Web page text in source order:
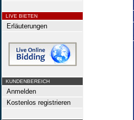
LIVE BIETEN
Erläuterungen
KUNDENBEREICH
Anmelden
Kostenlos registrieren